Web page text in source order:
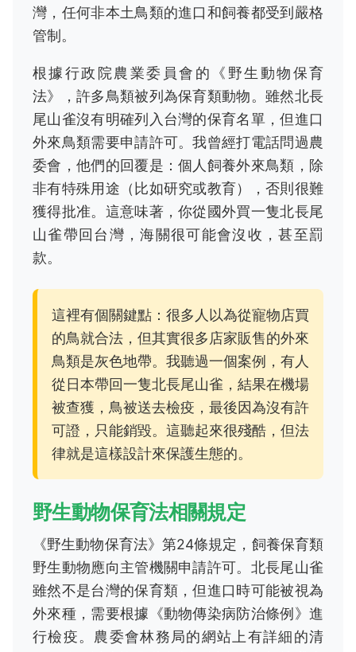
灣，任何非本土鳥類的進口和飼養都受到嚴格
管制。
根據行政院農業委員會的《野生動物保育
法》，許多鳥類被列為保育類動物。雖然北長
尾山雀沒有明確列入台灣的保育名單，但進口
外來鳥類需要申請許可。我曾經打電話問過農
委會，他們的回覆是：個人飼養外來鳥類，除
非有特殊用途（比如研究或教育），否則很難
獲得批准。這意味著，你從國外買一隻北長尾
山雀帶回台灣，海關很可能會沒收，甚至罰
款。
這裡有個關鍵點：很多人以為從寵物店買
的鳥就合法，但其實很多店家販售的外來
鳥類是灰色地帶。我聽過一個案例，有人
從日本帶回一隻北長尾山雀，結果在機場
被查獲，鳥被送去檢疫，最後因為沒有許
可證，只能銷毀。這聽起來很殘酷，但法
律就是這樣設計來保護生態的。
野生動物保育法相關規定
《野生動物保育法》第24條規定，飼養保育類
野生動物應向主管機關申請許可。北長尾山雀
雖然不是台灣的保育類，但進口時可能被視為
外來種，需要根據《動物傳染病防治條例》進
行檢疫。農委會林務局的網站上有詳細的清